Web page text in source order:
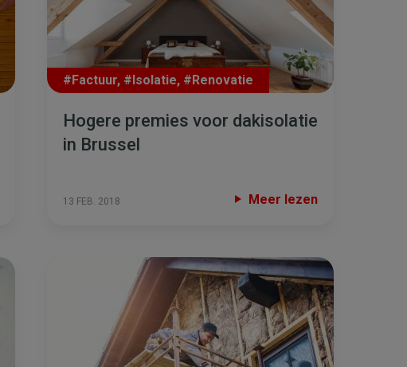
#Factuur, #Isolatie, #Renovatie
Hogere premies voor dakisolatie
in Brussel
13 FEB. 2018 Meer lezen